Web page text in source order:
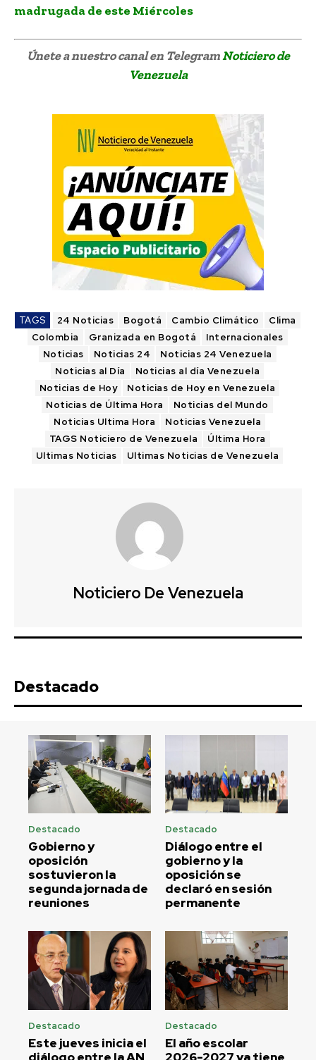
madrugada de este Miércoles
Únete a nuestro canal en TelegramNoticiero de
Venezuela
TAGS 24 Noticias Bogotá Cambio Climático
Clima
Colombia
Granizada en Bogotá
Internacionales
Noticias
Noticias 24
Noticias 24 Venezuela
Noticias al Día
Noticias al día Venezuela
Noticias de Hoy
Noticias de Hoy en Venezuela
Noticias de Última Hora
Noticias del Mundo
Noticias Ultima Hora
Noticias Venezuela
TAGS Noticiero de Venezuela
Última Hora
Ultimas Noticias
Ultimas Noticias de Venezuela
Noticiero De Venezuela
Destacado
Destacado
Gobierno y
oposición
sostuvieron la
segunda jornada de
reuniones
Destacado
Diálogo entre el
gobierno y la
oposición se
declaró en sesión
permanente
Destacado
Este jueves inicia el
diálogo entre la AN
Destacado
El año escolar
2026-2027 ya tiene